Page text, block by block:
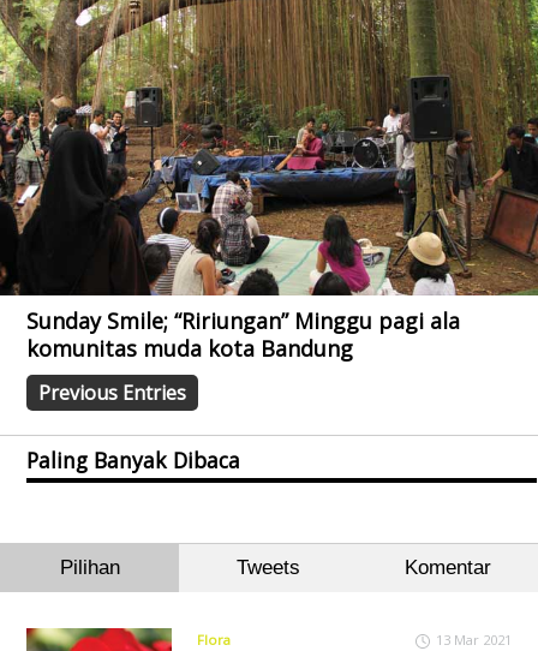
Sunday Smile; “Ririungan” Minggu pagi ala
komunitas muda kota Bandung
Previous Entries
Paling Banyak Dibaca
Pilihan Tweets Komentar
Flora 13 Mar 2021